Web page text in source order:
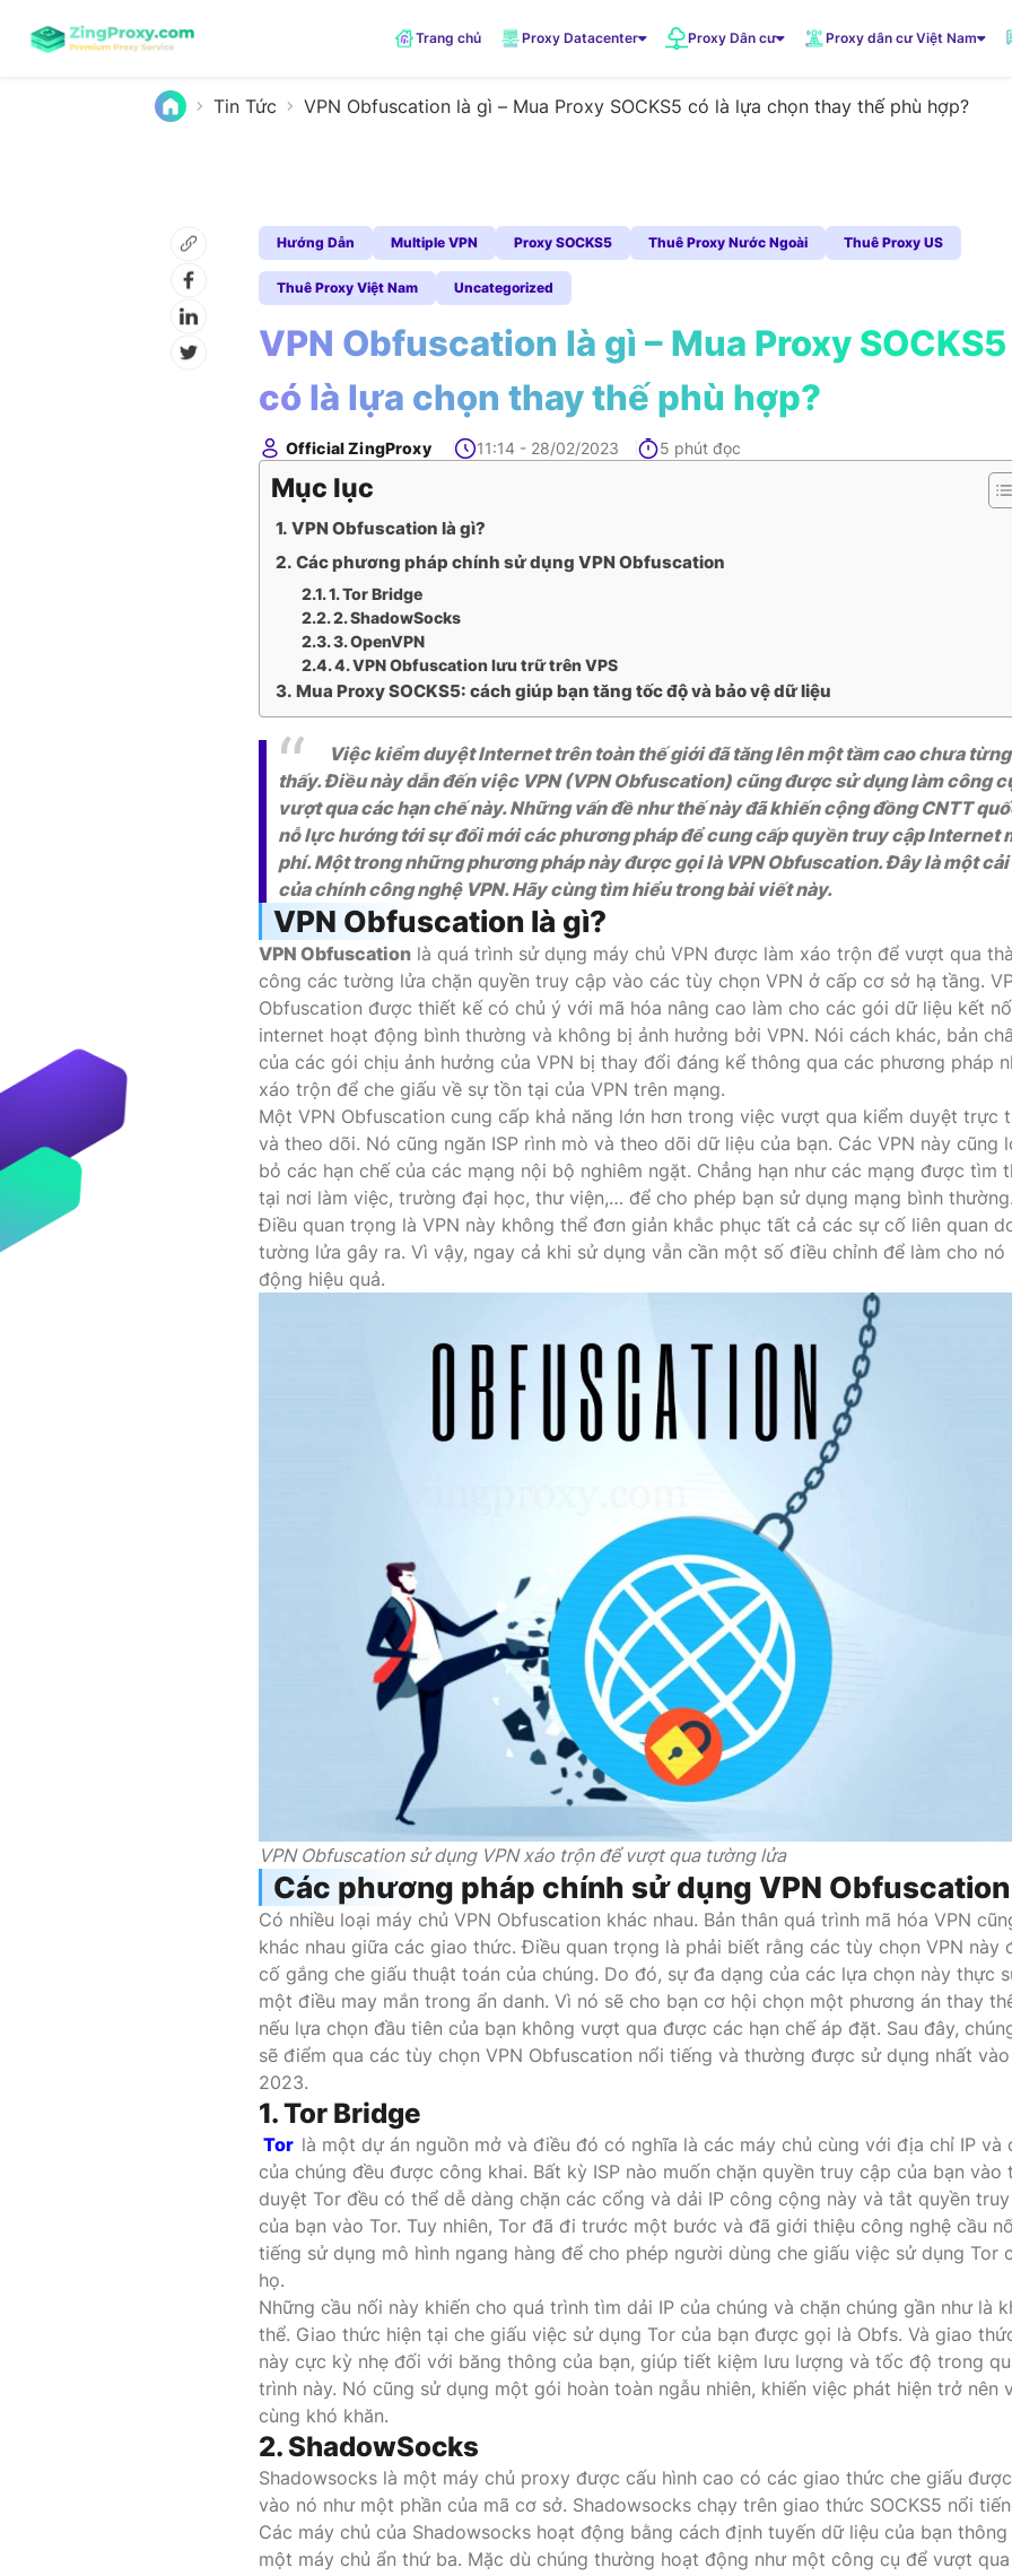
Trang chủ Proxy Datacenter Proxy Dân cư Proxy dân cư Việt Nam
VNDC 3
10.000đ/Ngày
VNDC 6
20.000đ/Ngày
Tin Tức VPN Obfuscation là gì – Mua Proxy SOCKS5 có là lựa chọn thay thế phù hợp?
Hướng Dẫn Multiple VPN Proxy SOCKS5 Thuê Proxy Nước Ngoài Thuê Proxy US
Thuê Proxy Việt Nam Uncategorized
VPN Obfuscation là gì – Mua Proxy SOCKS5
có là lựa chọn thay thế phù hợp?
Official ZingProxy 11:14 - 28/02/2023 5 phút đọc
Mục lục
VPN Obfuscation là gì?
Các phương pháp chính sử dụng VPN Obfuscation
1. Tor Bridge
2. ShadowSocks
3. OpenVPN
4. VPN Obfuscation lưu trữ trên VPS
Mua Proxy SOCKS5: cách giúp bạn tăng tốc độ và bảo vệ dữ liệu
Việc kiểm duyệt Internet trên toàn thế giới đã tăng lên một tầm cao chưa từng
thấy. Điều này dẫn đến việc VPN (VPN Obfuscation) cũng được sử dụng làm công
vượt qua các hạn chế này. Những vấn đề như thế này đã khiến cộng đồng CNTT
nỗ lực hướng tới sự đổi mới các phương pháp để cung cấp quyền truy cập Internet
phí. Một trong những phương pháp này được gọi là VPN Obfuscation. Đây là một
của chính công nghệ VPN. Hãy cùng tìm hiểu trong bài viết này.
VPN Obfuscation là gì?
VPN Obfuscationlà quá trình sử dụng máy chủ VPN được làm xáo trộn để vượt qua
công các tường lửa chặn quyền truy cập vào các tùy chọn VPN ở cấp cơ sở hạ tầng.
Obfuscation được thiết kế có chủ ý với mã hóa nâng cao làm cho các gói dữ liệu kết
internet hoạt động bình thường và không bị ảnh hưởng bởi VPN. Nói cách khác, bản
của các gói chịu ảnh hưởng của VPN bị thay đổi đáng kể thông qua các phương pháp
xáo trộn để che giấu về sự tồn tại của VPN trên mạng.
Một VPN Obfuscation cung cấp khả năng lớn hơn trong việc vượt qua kiểm duyệt trực
và theo dõi. Nó cũng ngăn ISP rình mò và theo dõi dữ liệu của bạn. Các VPN này cũng
bỏ các hạn chế của các mạng nội bộ nghiêm ngặt. Chẳng hạn như các mạng được tìm
tại nơi làm việc, trường đại học, thư viện,… để cho phép bạn sử dụng mạng bình
Điều quan trọng là VPN này không thể đơn giản khắc phục tất cả các sự cố liên quan
tường lửa gây ra. Vì vậy, ngay cả khi sử dụng vẫn cần một số điều chỉnh để làm cho nó
động hiệu quả.
VPN Obfuscation sử dụng VPN xáo trộn để vượt qua tường lửa
Các phương pháp chính sử dụng VPN Obfuscation
Có nhiều loại máy chủ VPN Obfuscation khác nhau. Bản thân quá trình mã hóa VPN
khác nhau giữa các giao thức. Điều quan trọng là phải biết rằng các tùy chọn VPN này
cố gắng che giấu thuật toán của chúng. Do đó, sự đa dạng của các lựa chọn này thực
một điều may mắn trong ẩn danh. Vì nó sẽ cho bạn cơ hội chọn một phương án thay
nếu lựa chọn đầu tiên của bạn không vượt qua được các hạn chế áp đặt. Sau đây,
sẽ điểm qua các tùy chọn VPN Obfuscation nổi tiếng và thường được sử dụng nhất
2023.
1. Tor Bridge
Tor là một dự án nguồn mở và điều đó có nghĩa là các máy chủ cùng với địa chỉ IP và
của chúng đều được công khai. Bất kỳ ISP nào muốn chặn quyền truy cập của bạn vào
duyệt Tor đều có thể dễ dàng chặn các cổng và dải IP công cộng này và tắt quyền
của bạn vào Tor. Tuy nhiên, Tor đã đi trước một bước và đã giới thiệu công nghệ cầu
tiếng sử dụng mô hình ngang hàng để cho phép người dùng che giấu việc sử dụng Tor
họ.
Những cầu nối này khiến cho quá trình tìm dải IP của chúng và chặn chúng gần như là
thể. Giao thức hiện tại che giấu việc sử dụng Tor của bạn được gọi là Obfs. Và giao
này cực kỳ nhẹ đối với băng thông của bạn, giúp tiết kiệm lưu lượng và tốc độ trong
trình này. Nó cũng sử dụng một gói hoàn toàn ngẫu nhiên, khiến việc phát hiện trở nên
cùng khó khăn.
2. ShadowSocks
Shadowsocks là một máy chủ proxy được cấu hình cao có các giao thức che giấu
vào nó như một phần của mã cơ sở. Shadowsocks chạy trên giao thức SOCKS5 nổi
Các máy chủ của Shadowsocks hoạt động bằng cách định tuyến dữ liệu của bạn thông
một máy chủ ẩn thứ ba. Mặc dù chúng thường hoạt động như một công cụ để vượt